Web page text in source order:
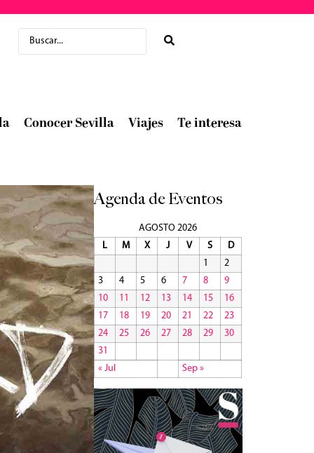
Conocer Sevilla Viajes Te interesa
Agenda de Eventos
AGOSTO 2026
L
M X J V S
D
1
2
3
4 5 6 7 8
9
10
11 12 13 14 15
16
17
18 19 20 21 22
23
24
25 26 27 28 29
30
31
« Jul
Sep »